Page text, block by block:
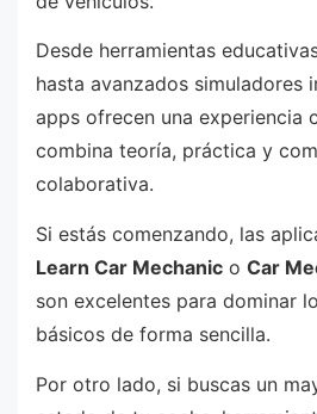
Desde herramientas
hasta avanzados simuladores
apps ofrecen una experiencia
combina teoría, práctica y
colaborativa.
Si estás comenzando, las
Learn Car Mechanic o Car
son excelentes para dominar
básicos de forma sencilla.
Por otro lado, si buscas un